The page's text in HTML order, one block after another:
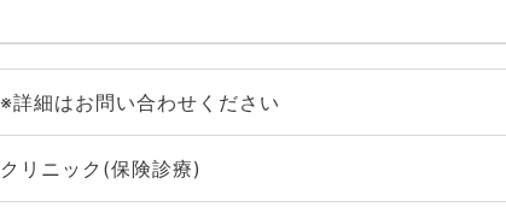
※詳細はお問い合わせください
クリニック(保険診療)